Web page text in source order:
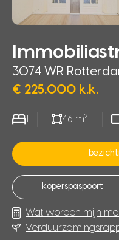
3074 WR
€ 225.000 k.k.
46 m2
koperspaspoort
Wat worden mijn